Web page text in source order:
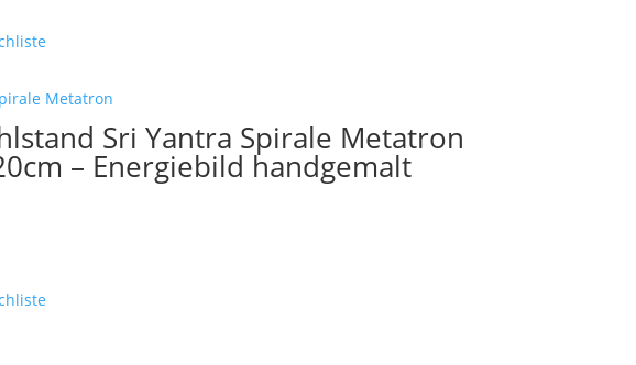
Sri Yantra Spirale Metatron
– Energiebild handgemalt